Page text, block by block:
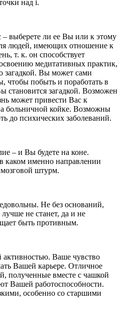
над i.
– выберете ли ее Вы или к этому
людей, имеющих отношение к
т. к. он способствует
медитативных практик,
загадкой. Вы может сами
чтобы побыть и поработать в
становится загадкой. Возможен
может привести Вас к
больничной койке. Возможны
до психических заболеваний.
– и Вы будете на коне.
каком именно направлении
штурм.
Не без оснований,
не станет, да и не
быть противным.
активностью. Ваше чувство
Вашей карьере. Отличное
полученные вместе с чашкой
Вашей работоспособности.
особенно со старшими